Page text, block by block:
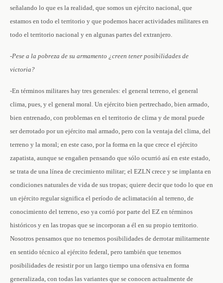
señalando lo que es la realidad, que somos un ejército nacional, que
estamos en todo el territorio y que podemos hacer actividades militares en
todo el territorio nacional y en algunas partes del extranjero.
-Pese a la pobreza de su armamento ¿creen tener posibilidades de
victoria?
-En términos militares hay tres generales: el general terreno, el general
clima, pues, y el general moral. Un ejército bien pertrechado, bien armado,
bien entrenado, con problemas en el territorio de clima y de moral puede
ser derrotado por un ejército mal armado, pero con la ventaja del clima, del
terreno y la moral; en este caso, por la forma en la que crece el ejército
zapatista, aunque se engañen pensando que sólo ocurrió así en este estado,
se trata de una línea de crecimiento militar; el EZLN crece y se implanta en
condiciones naturales de vida de sus tropas; quiere decir que todo lo que en
un ejército regular significa el período de aclimatación al terreno, de
conocimiento del terreno, eso ya corrió por parte del EZ en términos
históricos y en las tropas que se incorporan a él en su propio territorio.
Nosotros pensamos que no tenemos posibilidades de derrotar militarmente
en sentido técnico al ejército federal, pero también que tenemos
posibilidades de resistir por un largo tiempo una ofensiva en forma
generalizada, con todas las variantes que se conocen actualmente de